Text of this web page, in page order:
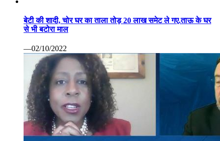
बेटी की शादी, चोर घर का ताला तोड़ 20 लाख समेट ले गए.ताऊ के घर
से भी बटोरा माल
—02/10/2022